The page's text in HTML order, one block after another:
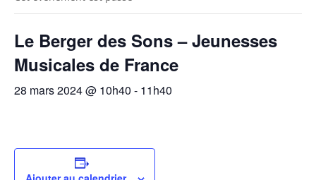
Le Berger des Sons – Jeunesses
Musicales de France
28 mars 2024 @ 10h40 - 11h40